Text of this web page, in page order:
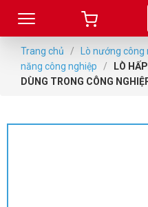
Trang chủ / Lò nướng công
năng công nghiệp
/
LÒ
DÙNG TRONG CÔNG